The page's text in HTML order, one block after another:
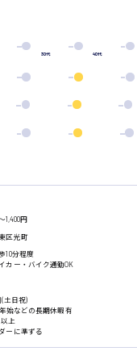
30代 40代
1,400円
区光町
10分程度
カー・バイク通勤OK
土日祝)
始などの長期休暇有
上
ーに準ずる